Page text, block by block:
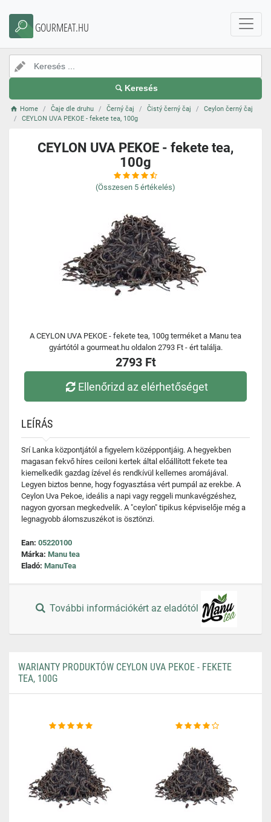
GOURMEAT.HU
Keresés
Home Čaje dle druhu Černý čaj Čistý černý čaj
Ceylon černý čaj
CEYLON UVA PEKOE - fekete tea, 100g
CEYLON UVA PEKOE - fekete tea,
100g
(Összesen 5 értékelés)
A CEYLON UVA PEKOE - fekete tea, 100g terméket a Manu tea
gyártótól a gourmeat.hu oldalon 2793 Ft - ért találja.
2793 Ft
Ellenőrizd az elérhetőséget
LEÍRÁS
Srí Lanka központjától a figyelem középpontjáig. A hegyekben
magasan fekvő híres ceiloni kertek által előállított fekete tea
kiemelkedik gazdag ízével és rendkívül kellemes aromájával.
Legyen biztos benne, hogy fogyasztása vért pumpál az erekbe. A
Ceylon Uva Pekoe, ideális a napi vagy reggeli munkavégzéshez,
nagyon gyorsan megkedvelik. A "ceylon" tipikus képviselője még a
legnagyobb álomszuszékot is ösztönzi.
Ean: 05220100
Márka: Manu tea
Eladó: ManuTea
További információkért az eladótól
WARIANTY PRODUKTÓW CEYLON UVA PEKOE - FEKETE
TEA, 100G